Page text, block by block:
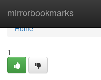
mirrorbookmarks
Home
Home
1